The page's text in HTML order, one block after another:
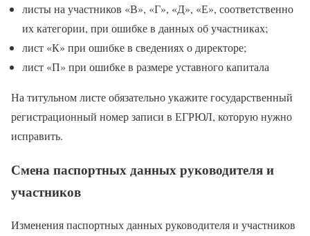
листы на участников «В», «Г», «Д», «Е», соответственно
их категории, при ошибке в данных об участниках;
лист «К» при ошибке в сведениях о директоре;
лист «П» при ошибке в размере уставного капитала
На титульном листе обязательно укажите государственный
регистрационный номер записи в ЕГРЮЛ, которую нужно
исправить.
Смена паспортных данных руководителя и
участников
Изменения паспортных данных руководителя и участников